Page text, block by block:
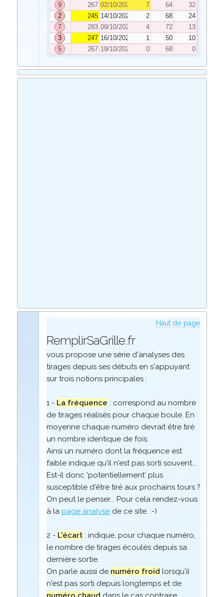
9
267 02/10/2024 7 64
32
2
245 14/10/2024 2 68
24
7
283 09/10/2024 4 72
13
3
247 16/10/2024 1 50
10
5
267 19/10/2024 0 68 0
Haut de page
RemplirSaGrille.fr
vous propose une série d'analyses des
tirages depuis ses débuts en s'appuyant
sur trois notions principales :
1 - La fréquence : correspond au nombre
de tirages réalisés pour chaque boule. En
moyenne chaque numéro devrait être tiré
un nombre identique de fois.
Ainsi un numéro dont la fréquence est
faible indique qu'il n'est pas sorti souvent...
Est-il donc 'potentiellement' plus
susceptible d'être tiré aux prochains tours ?
On peut le penser... Pour cela rendez-vous
à la page analysede ce site. :-)
2 - L'écart: indique, pour chaque numéro,
le nombre de tirages écoulés depuis sa
dernière sortie.
On parle aussi de numéro froid lorsqu'il
n'est pas sorti depuis longtemps et de